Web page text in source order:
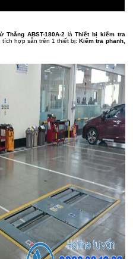
Thắng ABST-180A-2làThiết bị kiểm tra
tích hợp sẵn trên 1 thiết bị:Kiểm tra phanh,